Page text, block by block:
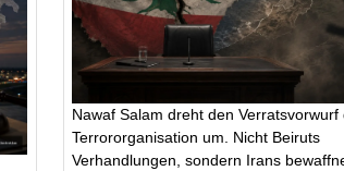
Nawaf Salam dreht den Verratsvorwurf
Terrororganisation um. Nicht Beiruts
Verhandlungen, sondern Irans